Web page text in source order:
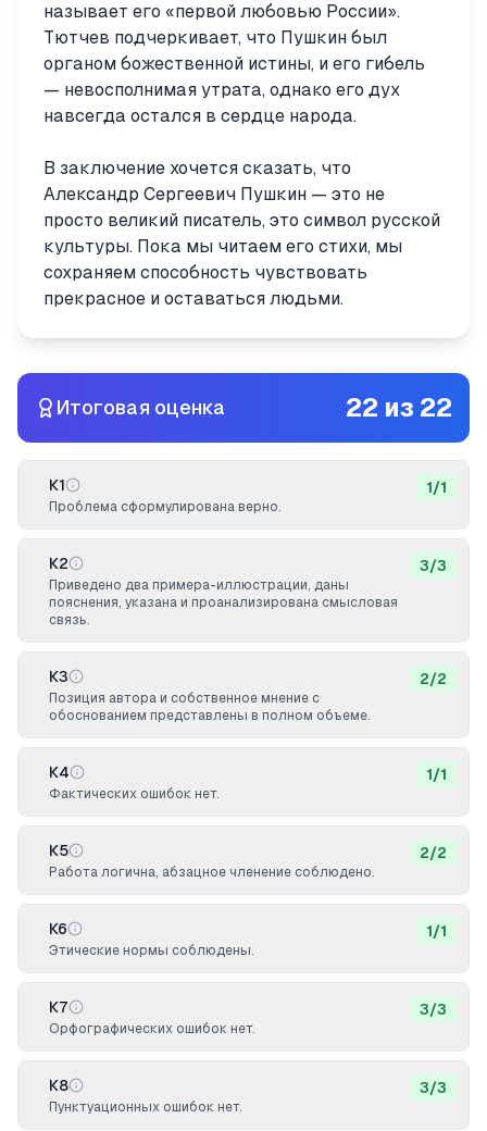
называет его «первой любовью России».
Тютчев подчеркивает, что Пушкин был
органом божественной истины, и его гибель
— невосполнимая утрата, однако его дух
навсегда остался в сердце народа.
В заключение хочется сказать, что
Александр Сергеевич Пушкин — это не
просто великий писатель, это символ русской
культуры. Пока мы читаем его стихи, мы
сохраняем способность чувствовать
прекрасное и оставаться людьми.
Итоговая оценка 22 из 22
К1
Проблема сформулирована верно.
1/1
К2
Приведено два примера-иллюстрации, даны
пояснения, указана и проанализирована смысловая
связь.
3/3
К3
Позиция автора и собственное мнение с
обоснованием представлены в полном объеме.
2/2
К4
Фактических ошибок нет.
1/1
К5
Работа логична, абзацное членение соблюдено.
2/2
К6
Этические нормы соблюдены.
1/1
К7
Орфографических ошибок нет.
3/3
К8
Пунктуационных ошибок нет.
3/3